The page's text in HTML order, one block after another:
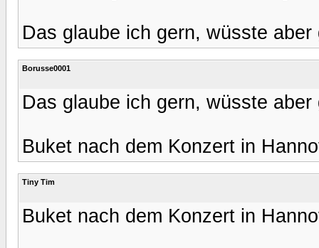
Das glaube ich gern, wüsste
Borusse0001
Das glaube ich gern, wüsste
Buket nach dem Konzert in
Tiny Tim
Buket nach dem Konzert in